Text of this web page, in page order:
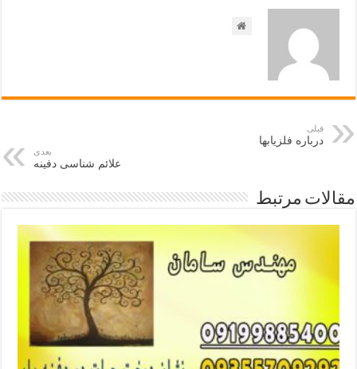
قبلی
درباره فلزیابها
بعدی
علائم شناسی دفینه
مقالات مرتبط